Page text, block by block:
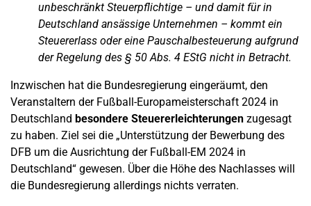
unbeschränkt Steuerpflichtige – und damit für in
Deutschland ansässige Unternehmen – kommt ein
Steuererlass oder eine Pauschalbesteuerung aufgrund
der Regelung des § 50 Abs. 4 EStG nicht in Betracht.
Inzwischen hat die Bundesregierung eingeräumt, den
Veranstaltern der Fußball-Europameisterschaft 2024 in
Deutschland besondere Steuererleichterungen zugesagt
zu haben. Ziel sei die „Unterstützung der Bewerbung des
DFB um die Ausrichtung der Fußball-EM 2024 in
Deutschland“ gewesen. Über die Höhe des Nachlasses will
die Bundesregierung allerdings nichts verraten.